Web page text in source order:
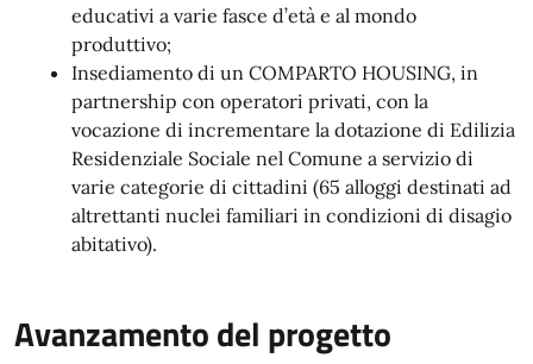
educativi a varie fasce d’età e al mondo
produttivo;
Insediamento di un COMPARTO HOUSING, in
partnership con operatori privati, con la
vocazione di incrementare la dotazione di Edilizia
Residenziale Sociale nel Comune a servizio di
varie categorie di cittadini (65 alloggi destinati ad
altrettanti nuclei familiari in condizioni di disagio
abitativo).
Avanzamento del progetto